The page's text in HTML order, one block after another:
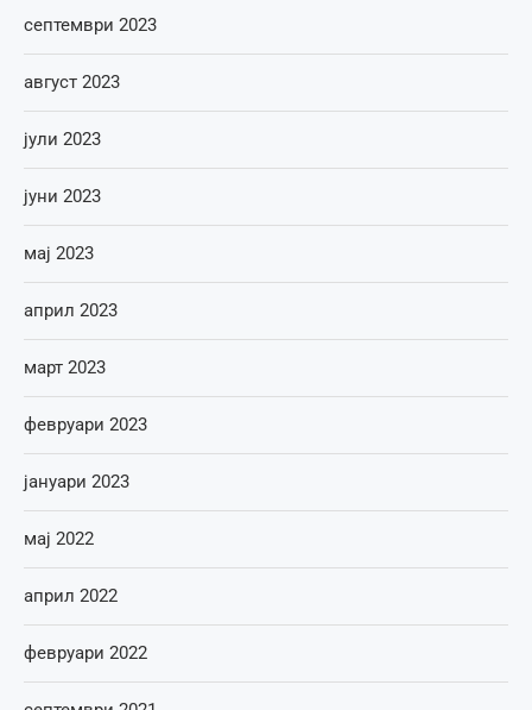
септември 2023
август 2023
јули 2023
јуни 2023
мај 2023
април 2023
март 2023
февруари 2023
јануари 2023
мај 2022
април 2022
февруари 2022